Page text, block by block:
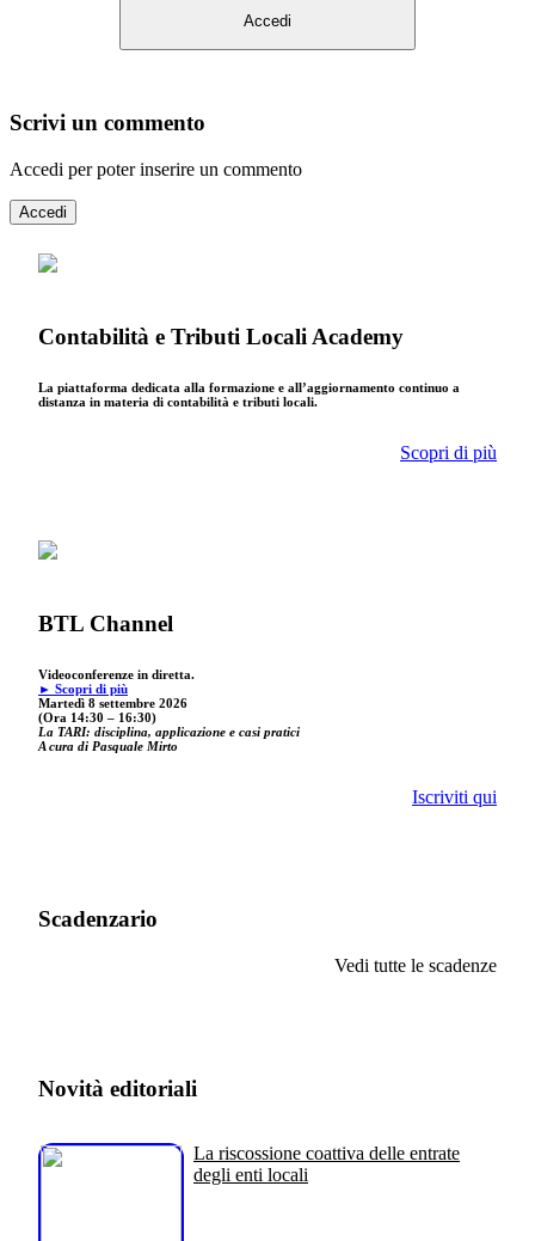
Accedi
Scrivi un commento
Accedi per poter inserire un commento
Accedi
Contabilità e Tributi Locali Academy
La piattaforma dedicata alla formazione e all’aggiornamento continuo a
distanza in materia di contabilità e tributi locali.
Scopri di più
BTL Channel
Videoconferenze in diretta.
► Scopri di più
Martedì 8 settembre 2026
(Ora 14:30 – 16:30)
La TARI: disciplina, applicazione e casi pratici
A cura di Pasquale Mirto
Iscriviti qui
Scadenzario
Vedi tutte le scadenze
Novità editoriali
La riscossione coattiva delle entrate
degli enti locali